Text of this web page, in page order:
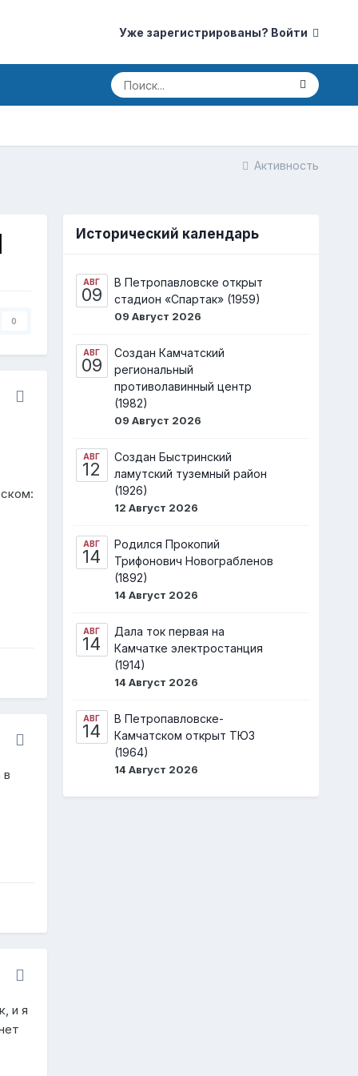
Уже зарегистрированы? Войти
Активность
0
в
и я
Исторический календарь
АВГ
09
В Петропавловске открыт
стадион «Спартак» (1959)
09 Август 2026
АВГ
09
Создан Камчатский
региональный
противолавинный центр
(1982)
09 Август 2026
АВГ
12
Создан Быстринский
ламутский туземный район
(1926)
12 Август 2026
АВГ
14
Родился Прокопий
Трифонович Новограбленов
(1892)
14 Август 2026
АВГ
14
Дала ток первая на
Камчатке электростанция
(1914)
14 Август 2026
АВГ
14
В Петропавловске-
Камчатском открыт ТЮЗ
(1964)
14 Август 2026